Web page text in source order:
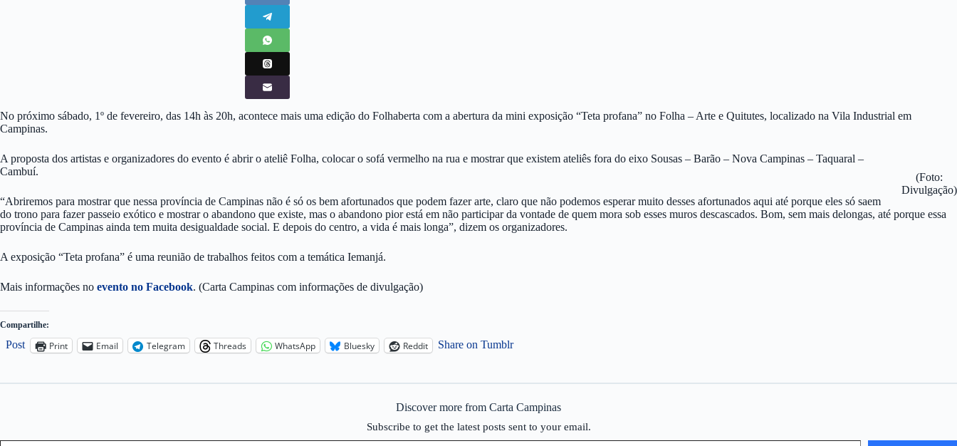
No próximo sábado, 1º de fevereiro, das 14h às 20h, acontece mais uma edição do Folhaberta com a abertura da mini exposição “Teta profana” no Folha – Arte e Quitutes, localizado na Vila Industrial em
Campinas.
(Foto:
Divulgação)
A proposta dos artistas e organizadores do evento é abrir o ateliê Folha, colocar o sofá vermelho na rua e mostrar que existem ateliês fora do eixo Sousas – Barão – Nova Campinas – Taquaral –
Cambuí.
“Abriremos para mostrar que nessa província de Campinas não é só os bem afortunados que podem fazer arte, claro que não podemos esperar muito desses afortunados aqui até porque eles só saem
do trono para fazer passeio exótico e mostrar o abandono que existe, mas o abandono pior está em não participar da vontade de quem mora sob esses muros descascados. Bom, sem mais delongas, até porque essa
província de Campinas ainda tem muita desigualdade social. E depois do centro, a vida é mais longa”, dizem os organizadores.
A exposição “Teta profana” é uma reunião de trabalhos feitos com a temática Iemanjá.
Mais informações no evento no Facebook. (Carta Campinas com informações de divulgação)
Compartilhe:
Post Print Email Telegram Threads WhatsApp Bluesky Reddit Share on Tumblr
Discover more from Carta Campinas
Subscribe to get the latest posts sent to your email.
Type your email…